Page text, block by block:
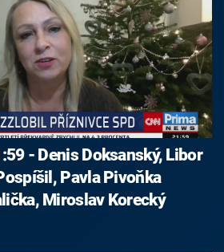
- Denis Doksanský, Libor
Pavla Pivoňka
Miroslav Korecký